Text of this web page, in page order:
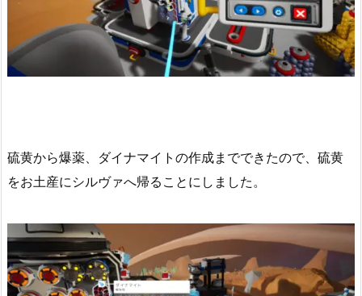
硫黄から爆薬、ダイナマイトの作成までできたので、硫黄
をお土産にシルヴァへ帰ることにしました。